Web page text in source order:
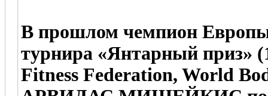
В прошлом чемпион Европы
турнира «Янтарный
Fitness Federation, World